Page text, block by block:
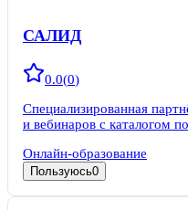
САЛИД
0.0(0)
Специализированная
и вебинаров с каталогом
Онлайн-образование
Пользуюсь0